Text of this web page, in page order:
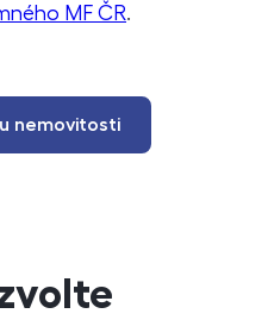
MF ČR.
nemovitosti